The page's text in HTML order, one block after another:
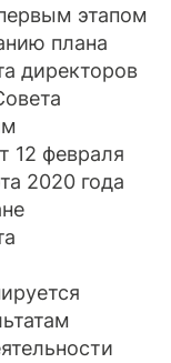
этапом
плана
директоров
12 февраля
2020 года